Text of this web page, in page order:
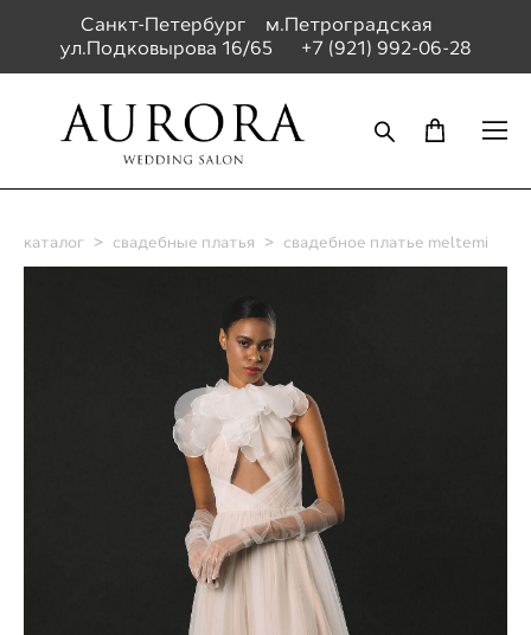
Санкт-Петербург м.Петроградская
ул.Подковырова 16/65 +7 (921) 992-06-28
каталог > свадебные платья > свадебное платье meltemi